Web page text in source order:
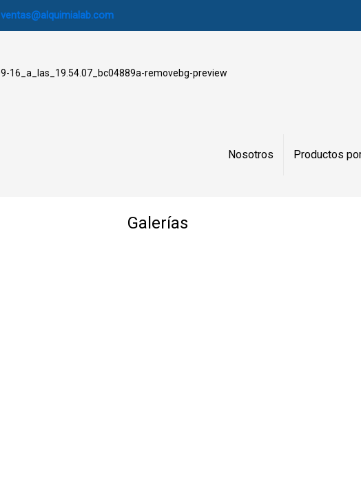
ventas@alquimialab.com
Nosotros Productos
Galerías